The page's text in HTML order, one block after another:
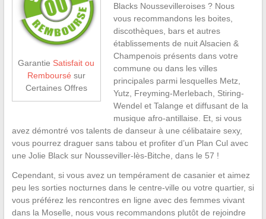
Garantie Satisfait ou
Remboursé sur
Certaines Offres
Blacks Noussevilleroises ? Nous
vous recommandons les boites,
discothèques, bars et autres
établissements de nuit Alsacien &
Champenois présents dans votre
commune ou dans les villes
principales parmi lesquelles Metz,
Yutz, Freyming-Merlebach, Stiring-
Wendel et Talange et diffusant de la
musique afro-antillaise. Et, si vous
avez démontré vos talents de danseur à une célibataire sexy,
vous pourrez draguer sans tabou et profiter d’un Plan Cul avec
une Jolie Black sur Nousseviller-lès-Bitche, dans le 57 !
Cependant, si vous avez un tempérament de casanier et aimez
peu les sorties nocturnes dans le centre-ville ou votre quartier, si
vous préférez les rencontres en ligne avec des femmes vivant
dans la Moselle, nous vous recommandons plutôt de rejoindre